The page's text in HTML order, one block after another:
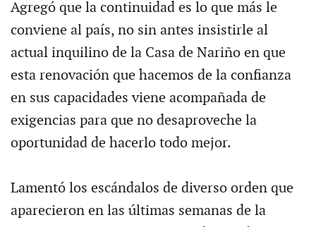
Agregó que la continuidad es lo que más le
conviene al país, no sin antes insistirle al
actual inquilino de la Casa de Nariño en que
esta renovación que hacemos de la confianza
en sus capacidades viene acompañada de
exigencias para que no desaproveche la
oportunidad de hacerlo todo mejor.
Lamentó los escándalos de diverso orden que
aparecieron en las últimas semanas de la